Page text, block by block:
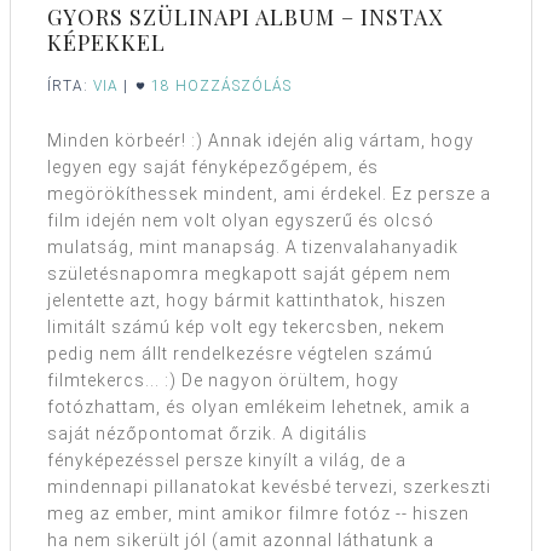
GYORS SZÜLINAPI ALBUM – INSTAX
KÉPEKKEL
ÍRTA: VIA | 18 HOZZÁSZÓLÁS
Minden körbeér! :) Annak idején alig vártam, hogy
legyen egy saját fényképezőgépem, és
megörökíthessek mindent, ami érdekel. Ez persze a
film idején nem volt olyan egyszerű és olcsó
mulatság, mint manapság. A tizenvalahanyadik
születésnapomra megkapott saját gépem nem
jelentette azt, hogy bármit kattinthatok, hiszen
limitált számú kép volt egy tekercsben, nekem
pedig nem állt rendelkezésre végtelen számú
filmtekercs... :) De nagyon örültem, hogy
fotózhattam, és olyan emlékeim lehetnek, amik a
saját nézőpontomat őrzik. A digitális
fényképezéssel persze kinyílt a világ, de a
mindennapi pillanatokat kevésbé tervezi, szerkeszti
meg az ember, mint amikor filmre fotóz -- hiszen
ha nem sikerült jól (amit azonnal láthatunk a